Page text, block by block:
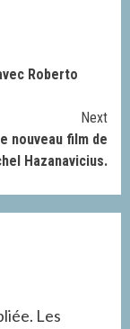
Roberto
Next
nouveau film de
Hazanavicius.
Les